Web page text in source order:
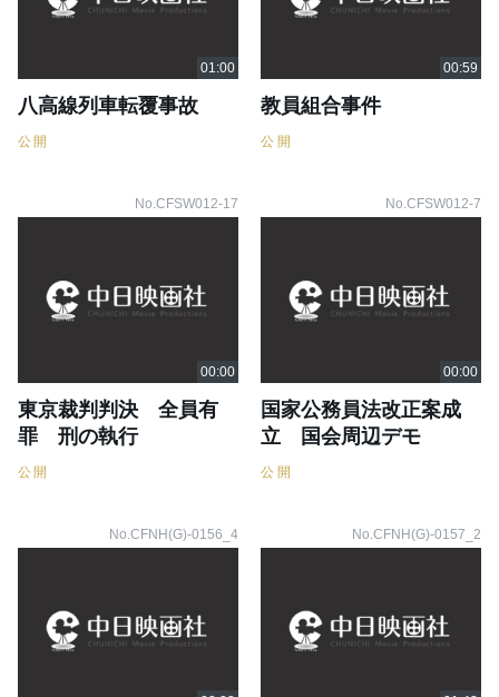
八高線列車転覆事故
公開
教員組合事件
公開
No.CFSW012-17
東京裁判判決 全員有
罪 刑の執行
公開
No.CFSW012-7
国家公務員法改正案成
立 国会周辺デモ
公開
No.CFNH(G)-0156_4 No.CFNH(G)-0157_2